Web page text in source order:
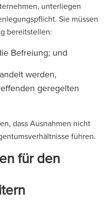
unterliegen
Sie müssen
bereitstellen:
Befreiung; und
werden,
geregelten
dass Ausnahmen nicht
führen.
für den